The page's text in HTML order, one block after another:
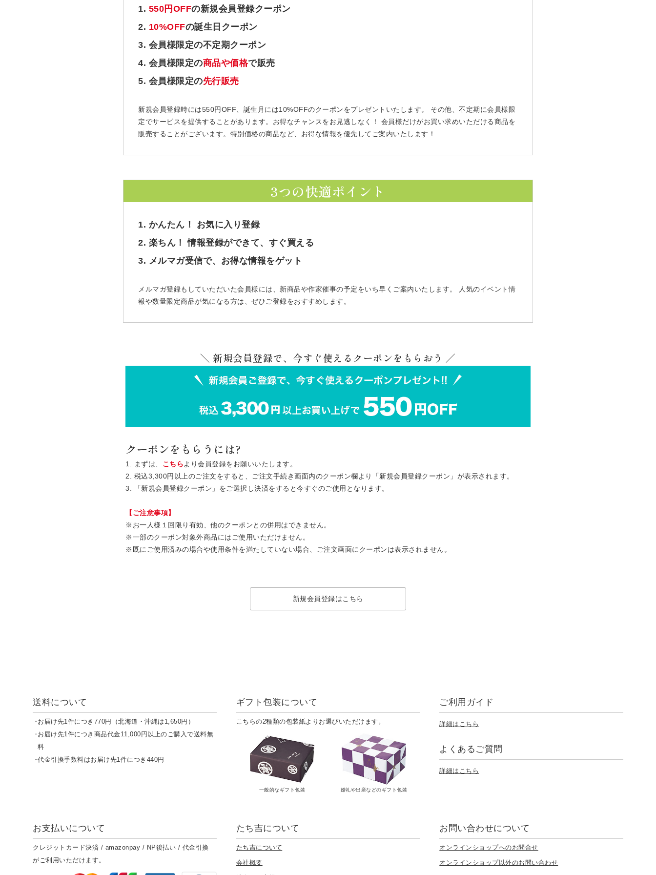
1. 550円OFFの新規会員登録クーポン
2. 10%OFFの誕生日クーポン
3. 会員様限定の不定期クーポン
4. 会員様限定の商品や価格で販売
5. 会員様限定の先行販売
新規会員登録時には550円OFF、誕生月には10%OFFのクーポンをプレゼントいたします。 その他、不定期に会員様限
定でサービスを提供することがあります。お得なチャンスをお見逃しなく！ 会員様だけがお買い求めいただける商品を
販売することがございます。特別価格の商品など、お得な情報を優先してご案内いたします！
3つの快適ポイント
1. かんたん！ お気に入り登録
2. 楽ちん！ 情報登録ができて、すぐ買える
3. メルマガ受信で、お得な情報をゲット
メルマガ登録もしていただいた会員様には、新商品や作家催事の予定をいち早くご案内いたします。 人気のイベント情
報や数量限定商品が気になる方は、ぜひご登録をおすすめします。
＼ 新規会員登録で、今すぐ使えるクーポンをもらおう ／
クーポンをもらうには?
1. まずは、 こちらより会員登録をお願いいたします。
2. 税込3,300円以上のご注文をすると、ご注文手続き画面内のクーポン欄より「新規会員登録クーポン」が表示されます。
3. 「新規会員登録クーポン」をご選択し決済をすると今すぐのご使用となります。
【ご注意事項】
※お一人様１回限り有効、他のクーポンとの併用はできません。
※一部のクーポン対象外商品にはご使用いただけません。
※既にご使用済みの場合や使用条件を満たしていない場合、ご注文画面にクーポンは表示されません。
新規会員登録はこちら
送料について
お届け先1件につき770円（北海道・沖縄は1,650円）
お届け先1件につき商品代金11,000円以上のご購入で送料無
料
代金引換手数料はお届け先1件につき440円
ギフト包装について
こちらの2種類の包装紙よりお選びいただけます。
一般的なギフト包装 婚礼や出産などのギフト包装
ご利用ガイド
詳細はこちら
よくあるご質問
詳細はこちら
お支払いについて
クレジットカード決済 / amazonpay / NP後払い / 代金引換
がご利用いただけます。
たち吉について
たち吉について
会社概要
お問い合わせについて
オンラインショップへのお問合せ
オンラインショップ以外のお問い合わせ